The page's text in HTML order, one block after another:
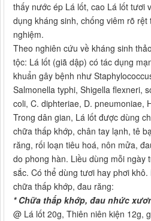
thấy nước ép Lá lốt, cao Lá lốt tươi
dụng kháng sinh, chống viêm rõ
nghiệm.
Theo nghiên cứu về kháng sinh
tộc: Lá lốt (giã dập) có tác dụng
khuẩn gây bệnh như
Salmonella typhi, Shigella flexneri,
coli, C. diphteriae, D. pneumoniae,
Trong dân gian, Lá lốt được dùng
chữa thấp khớp, chân tay lạnh, tê
răng, rối loạn tiêu hoá, nôn mửa,
do phong hàn. Liều dùng mỗi ngày
sắc. Có thể dùng tươi hay phơi
chữa thấp khớp, đau răng:
* Chữa thấp khớp, đau nhức
@ Lá lốt 20g, Thiên niên kiện 12g,